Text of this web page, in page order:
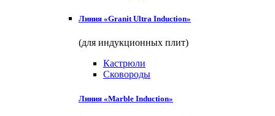
Линия «Granit Ultra Induction»
(для индукционных плит)
Кастрюли
Сковороды
Линия «Marble Induction»